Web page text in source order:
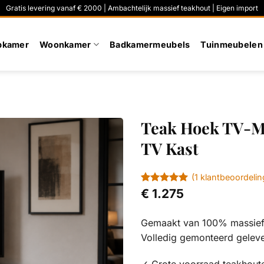
Gratis levering vanaf € 2000 | Ambachtelijk massief teakhout | Eigen import
Woonkamer Badkamermeubels Tuinmeubelen
Teak Hoek TV-
TV Kast
Gewaardeerd
5op 5
op
1
klant
waardering
(1
€ 1.275
Gemaakt van 100%
Volledig gemonteerd